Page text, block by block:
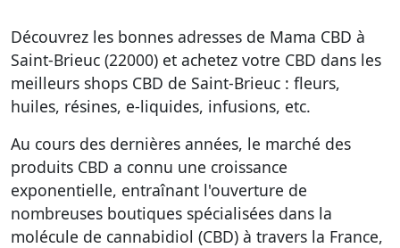
Découvrez les bonnes adresses de Mama CBD à
Saint-Brieuc (22000) et achetez votre CBD dans les
meilleurs shops CBD de Saint-Brieuc : fleurs,
huiles, résines, e-liquides, infusions, etc.
Au cours des dernières années, le marché des
produits CBD a connu une croissance
exponentielle, entraînant l'ouverture de
nombreuses boutiques spécialisées dans la
molécule de cannabidiol (CBD) à travers la France,